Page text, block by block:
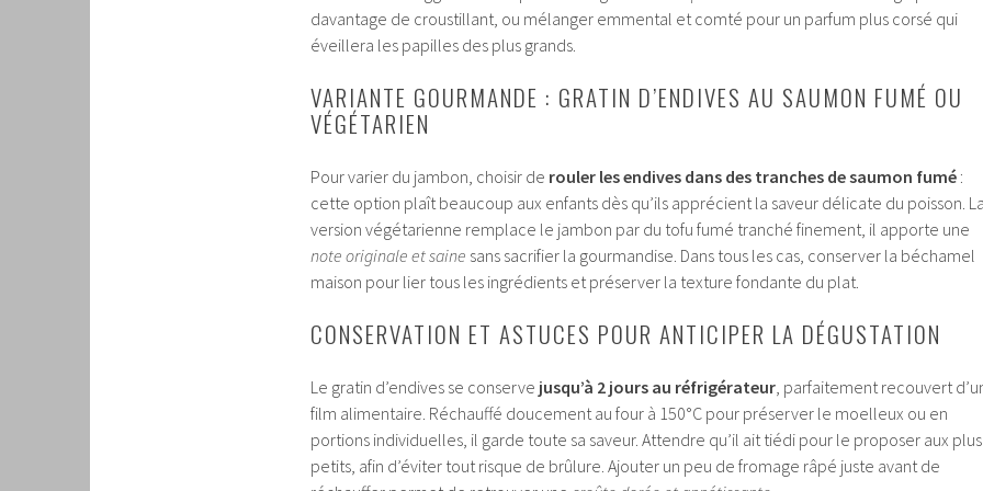
davantage de croustillant, ou mélanger emmental et comté pour un parfum plus corsé qui
éveillera les papilles des plus grands.
VARIANTE GOURMANDE : GRATIN D’ENDIVES AU SAUMON FUMÉ OU
VÉGÉTARIEN
Pour varier du jambon, choisir de rouler les endives dans des tranches de saumon fumé :
cette option plaît beaucoup aux enfants dès qu’ils apprécient la saveur délicate du poisson.
version végétarienne remplace le jambon par du tofu fumé tranché finement, il apporte une
note originale et saine sans sacrifier la gourmandise. Dans tous les cas, conserver la béchamel
maison pour lier tous les ingrédients et préserver la texture fondante du plat.
CONSERVATION ET ASTUCES POUR ANTICIPER LA DÉGUSTATION
Le gratin d’endives se conserve jusqu’à 2 jours au réfrigérateur , parfaitement recouvert
film alimentaire. Réchauffé doucement au four à 150°C pour préserver le moelleux ou en
portions individuelles, il garde toute sa saveur. Attendre qu’il ait tiédi pour le proposer aux plus
petits, afin d’éviter tout risque de brûlure. Ajouter un peu de fromage râpé juste avant de